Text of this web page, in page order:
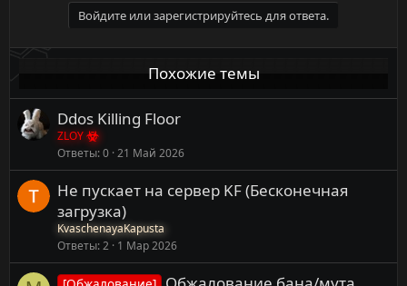
Войдите или зарегистрируйтесь для ответа.
Похожие темы
Ddos Killing Floor
ZLOY
Ответы 0 21 Май 2026
Не пускает на сервер KF (Бесконечная
загрузка)
KvaschenayaKapusta
Ответы 2 1 Мар 2026